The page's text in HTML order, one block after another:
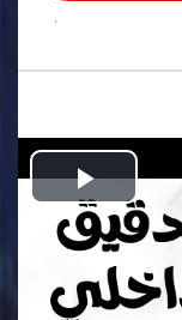
.
Play
Video